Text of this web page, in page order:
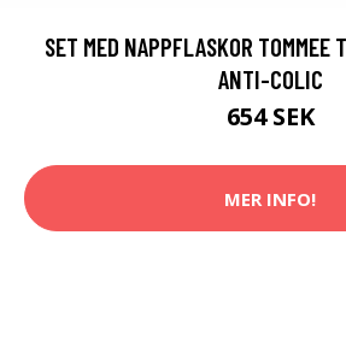
SET MED NAPPFLASKOR TOMMEE
ANTI-COLIC
654 SEK
MER INFO!